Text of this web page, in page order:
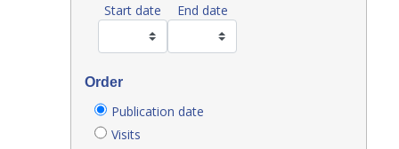
Start date
End date
Order
Publication date
Visits